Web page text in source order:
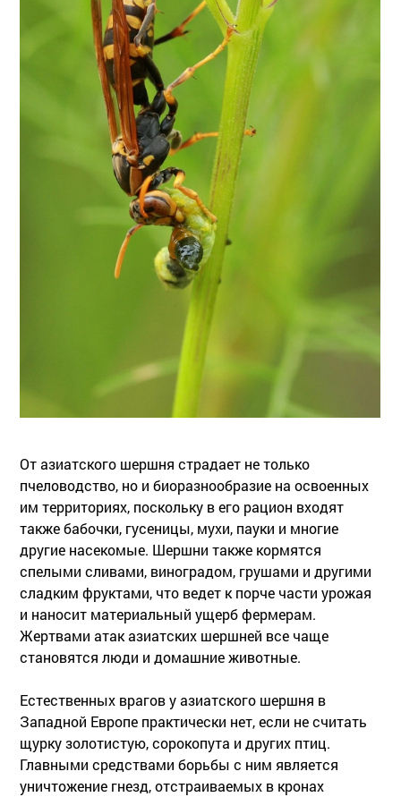
От азиатского шершня страдает не только
пчеловодство, но и биоразнообразие на освоенных
им территориях, поскольку в его рацион входят
также бабочки, гусеницы, мухи, пауки и многие
другие насекомые. Шершни также кормятся
спелыми сливами, виноградом, грушами и другими
сладким фруктами, что ведет к порче части урожая
и наносит материальный ущерб фермерам.
Жертвами атак азиатских шершней все чаще
становятся люди и домашние животные.
Естественных врагов у азиатского шершня в
Западной Европе практически нет, если не считать
щурку золотистую, сорокопута и других птиц.
Главными средствами борьбы с ним является
уничтожение гнезд, отстраиваемых в кронах